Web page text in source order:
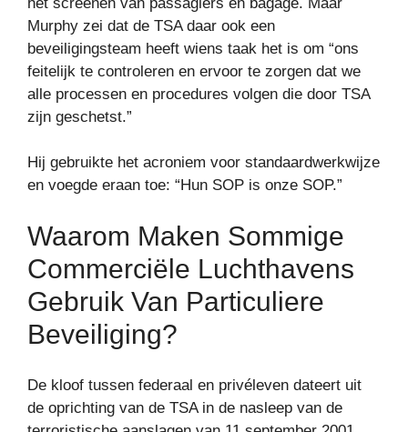
Murphy zei dat de TSA daar ook een
beveiligingsteam heeft wiens taak het is om “ons
feitelijk te controleren en ervoor te zorgen dat we
alle processen en procedures volgen die door TSA
zijn geschetst.”
Hij gebruikte het acroniem voor standaardwerkwijze
en voegde eraan toe: “Hun SOP is onze SOP.”
Waarom Maken Sommige
Commerciële Luchthavens
Gebruik Van Particuliere
Beveiliging?
De kloof tussen federaal en privéleven dateert uit
de oprichting van de TSA in de nasleep van de